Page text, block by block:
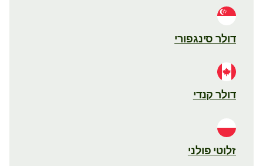
דולר סינגפורי
דולר קנדי
זלוטי פולני